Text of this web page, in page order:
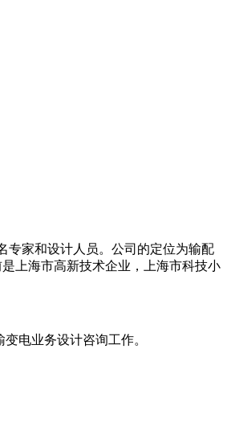
专家和设计人员。公司的定位为输配
上海市高新技术企业，上海市科技小
电业务设计咨询工作。